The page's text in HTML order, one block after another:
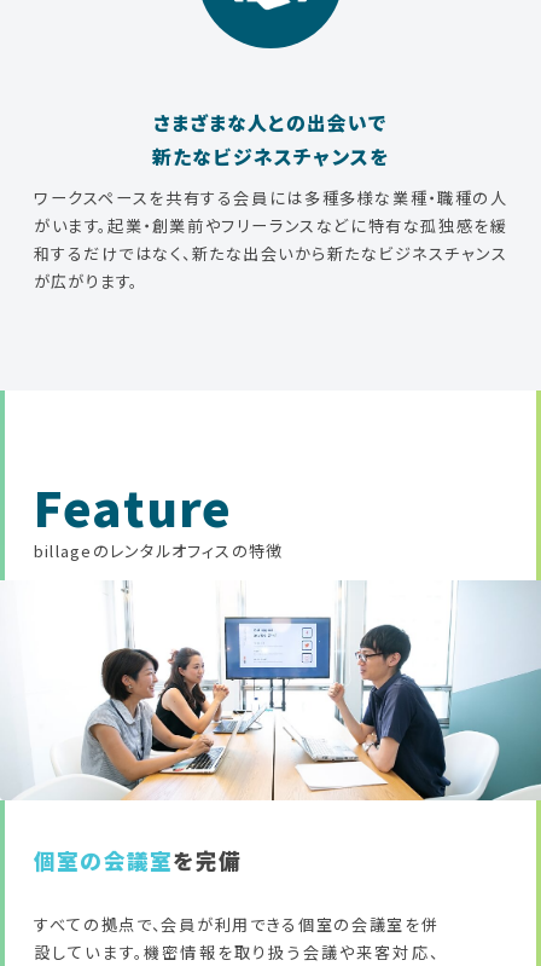
さまざまな人との出会いで
新たなビジネスチャンスを
ワークスペースを共有する会員には多種多様な業種・職種の人
がいます。起業・創業前やフリーランスなどに特有な孤独感を緩
和するだけではなく、新たな出会いから新たなビジネスチャンス
が広がります。
Feature
billageのレンタルオフィスの特徴
個室の会議室を完備
すべての拠点で、会員が利用できる個室の会議室を併
設しています。機密情報を取り扱う会議や来客対応、